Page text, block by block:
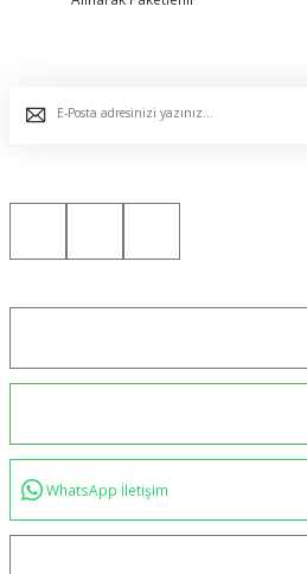
WhatsApp İletişim